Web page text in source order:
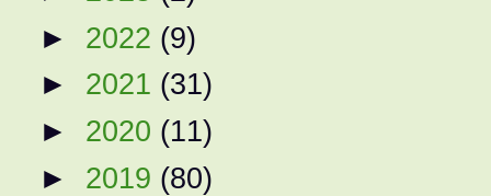
► 2022 (9)
► 2021 (31)
► 2020 (11)
► 2019 (80)